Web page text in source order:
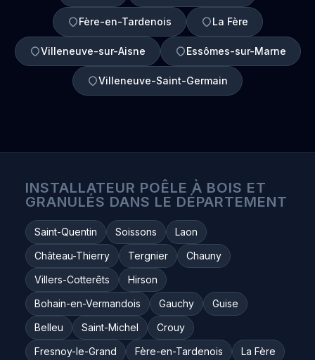
Fère-en-Tardenois La Fère
Villeneuve-sur-Aisne Essômes-sur-Marne
Villeneuve-Saint-Germain
INSTALLATEUR POÊLE À BOIS ET
GRANULÉS DANS LE DÉPARTEMENT
Saint-Quentin Soissons
Laon
Château-Thierry
Tergnier
Chauny
Villers-Cotterêts
Hirson
Bohain-en-Vermandois
Gauchy
Guise
Belleu
Saint-Michel
Crouy
Fresnoy-le-Grand
Fère-en-Tardenois
La Fère